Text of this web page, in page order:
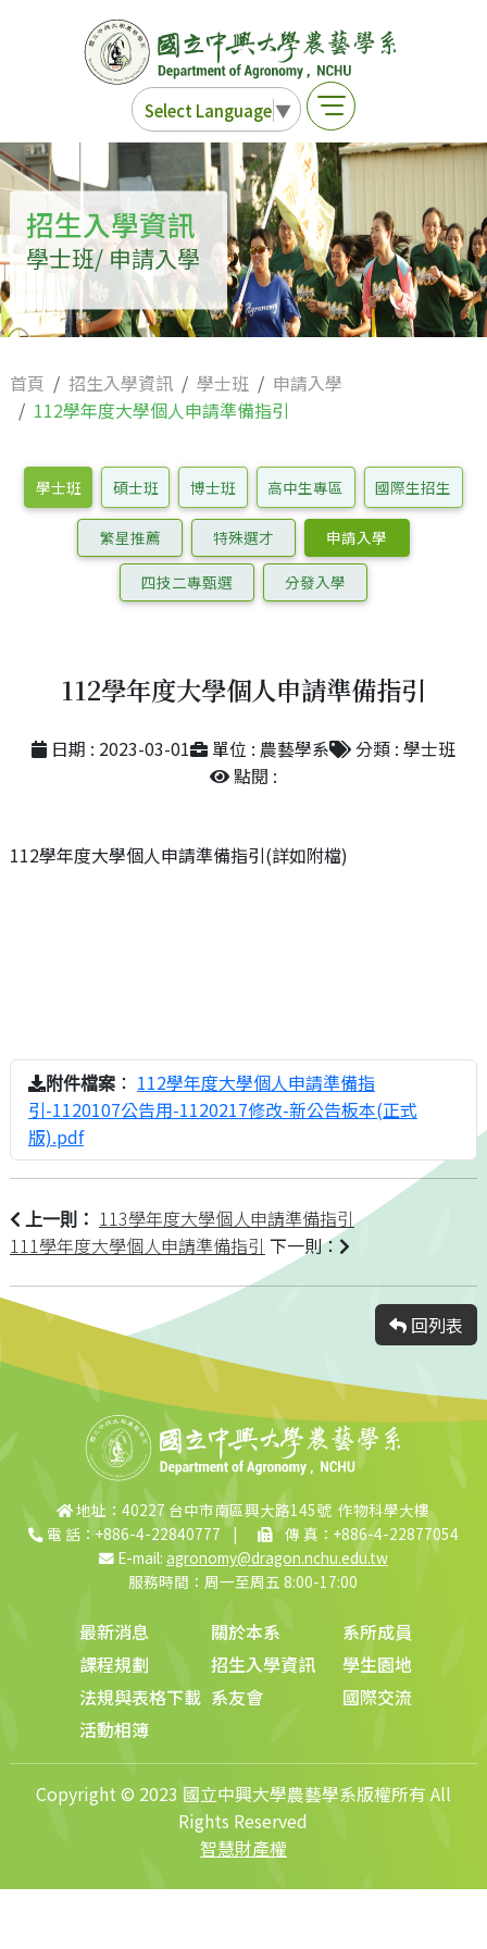
Select Language▼
招生入學資訊
學士班/ 申請入學
首頁 招生入學資訊 學士班
申請入學
112學年度大學個人申請準備指引
學士班 碩士班 博士班 高中生專區 國際生招生
繁星推薦 特殊選才 申請入學
四技二專甄選 分發入學
112學年度大學個人申請準備指引
日期 : 2023-03-01 單位 : 農藝學系
分類 : 學士班
點閱 :
112學年度大學個人申請準備指引(詳如附檔)
附件檔案： 112學年度大學個人申請準備指
引-1120107公告用-1120217修改-新公告板本(正式
版).pdf
上一則：
113學年度大學個人申請準備指引
111學年度大學個人申請準備指引 下一則：
回列表
地址：40227 台中市南區興大路145號 作物科學大樓
電 話：+886-4-22840777
|
傳 真：+886-4-22877054
E-mail: agronomy@dragon.nchu.edu.tw
服務時間：周一至周五 8:00-17:00
最新消息 關於本系
系所成員
課程規劃
招生入學資訊
學生園地
法規與表格下載 系友會
國際交流
活動相簿
Copyright © 2023 國立中興大學農藝學系版權所有 All
Rights Reserved
智慧財產權